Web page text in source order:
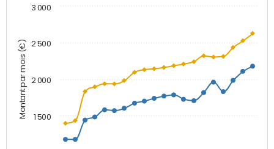
Montant par mois (€) 1 500
2 000
2 500
3 000